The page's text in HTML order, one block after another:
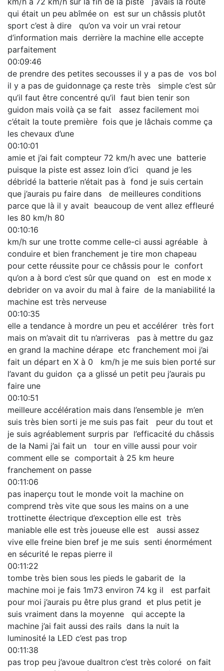
qui était un peu abîmée on est sur un châssis plutôt
sport c’est à dire qu’on va voir un vrai retour
d’information mais derrière la machine elle accepte
parfaitement
00:09:46
de prendre des petites secousses il y a pas de vos bol
il y a pas de guidonnage ça reste très simple c’est sûr
qu’il faut être concentré qu’il faut bien tenir son
guidon mais voilà ça se fait assez facilement moi
c’était la toute première fois que je lâchais comme ça
les chevaux d’une
00:10:01
amie et j’ai fait compteur 72 km/h avec une batterie
puisque la piste est assez loin d’ici quand je les
débridé la batterie n’était pas à fond je suis certain
que j’aurais pu faire dans de meilleures conditions
parce que là il y avait beaucoup de vent allez effleuré
les 80 km/h 80
00:10:16
km/h sur une trotte comme celle-ci aussi agréable à
conduire et bien franchement je tire mon chapeau
pour cette réussite pour ce châssis pour le confort
qu’on a à bord c’est sûr que quand on est en mode x
debrider on va avoir du mal à faire de la maniabilité la
machine est très nerveuse
00:10:35
elle a tendance à mordre un peu et accélérer très fort
mais on m’avait dit tu n’arriveras pas à mettre du gaz
en grand la machine dérape etc franchement moi j’ai
fait un départ en X à 0 km/h je me suis bien porté sur
l’avant du guidon ça a glissé un petit peu j’aurais pu
faire une
00:10:51
meilleure accélération mais dans l’ensemble je m’en
suis très bien sorti je me suis pas fait peur du tout et
je suis agréablement surpris par l’efficacité du châssis
de la Nami j’ai fait un tour en ville aussi pour voir
comment elle se comportait à 25 km heure
franchement on passe
00:11:06
pas inaperçu tout le monde voit la machine on
comprend très vite que sous les mains on a une
trottinette électrique d’exception elle est très
maniable elle est très joueuse elle est aussi assez
vive elle freine bien bref je me suis senti énormément
en sécurité le repas pierre il
00:11:22
tombe très bien sous les pieds le gabarit de la
machine moi je fais 1m73 environ 74 kg il est parfait
pour moi j’aurais pu être plus grand et plus petit je
suis vraiment dans la moyenne qui accepte la
machine j’ai fait aussi des rails dans la nuit la
luminosité la LED c’est pas trop
00:11:38
pas trop peu j’avoue dualtron c’est très coloré on fait